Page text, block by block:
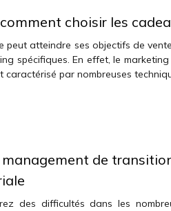
choisir les
peut atteindre ses objectifs de
spécifiques. En effet, le
caractérisé par nombreuses
management de
des difficultés dans les